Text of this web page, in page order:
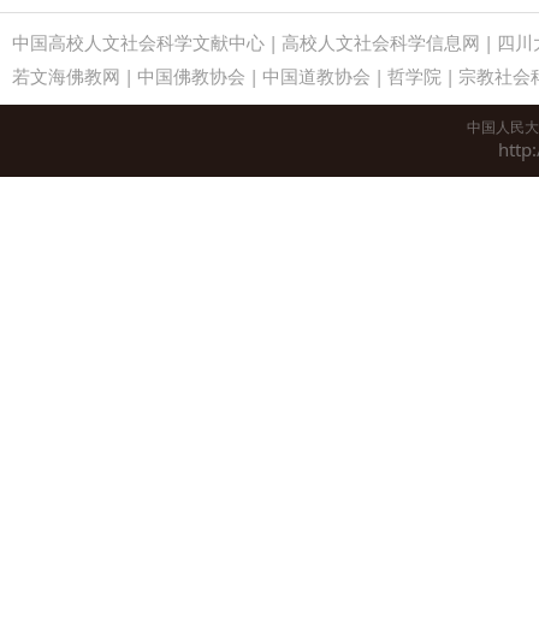
中国高校人文社会科学文献中心 | 高校人文社会科学信息网 | 四
若文海佛教网 | 中国佛教协会 | 中国道教协会 | 哲学院 | 宗教社会
中国人民